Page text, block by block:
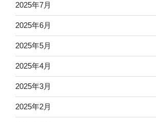
2025年7月
2025年6月
2025年5月
2025年4月
2025年3月
2025年2月